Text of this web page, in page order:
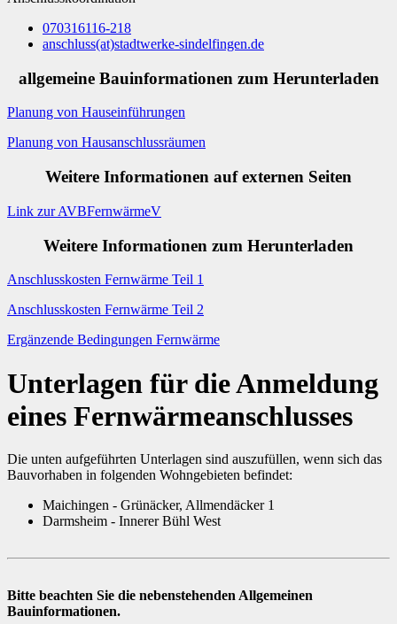
070316116-218
anschluss(at)stadtwerke-sindelfingen.de
allgemeine Bauinformationen zum Herunterladen
Planung von Hauseinführungen
Planung von Hausanschlussräumen
Weitere Informationen auf externen Seiten
Link zur AVBFernwärmeV
Weitere Informationen zum Herunterladen
Anschlusskosten Fernwärme Teil 1
Anschlusskosten Fernwärme Teil 2
Ergänzende Bedingungen Fernwärme
Unterlagen für die Anmeldung
eines Fernwärmeanschlusses
Die unten aufgeführten Unterlagen sind auszufüllen, wenn sich das
Bauvorhaben in folgenden Wohngebieten befindet:
Maichingen - Grünäcker, Allmendäcker 1
Darmsheim - Innerer Bühl West
Bitte beachten Sie die nebenstehenden Allgemeinen
Bauinformationen.